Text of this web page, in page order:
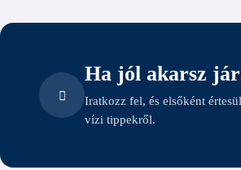
Ha jól akarsz
Iratkozz fel, és elsőként
vízi tippekről.